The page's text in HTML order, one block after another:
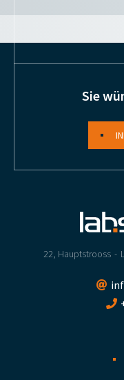
22, Hauptstrooss
Sie